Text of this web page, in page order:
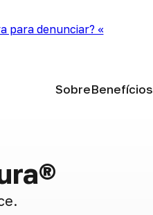
para denunciar? <<
SobreBenefícios